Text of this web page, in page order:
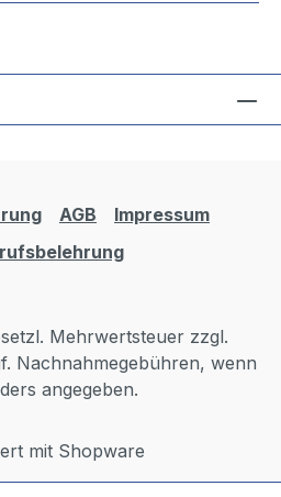
AGB
Impressum
Mehrwertsteuer zzgl.
Nachnahmegebühren, wenn
angegeben.
mit Shopware